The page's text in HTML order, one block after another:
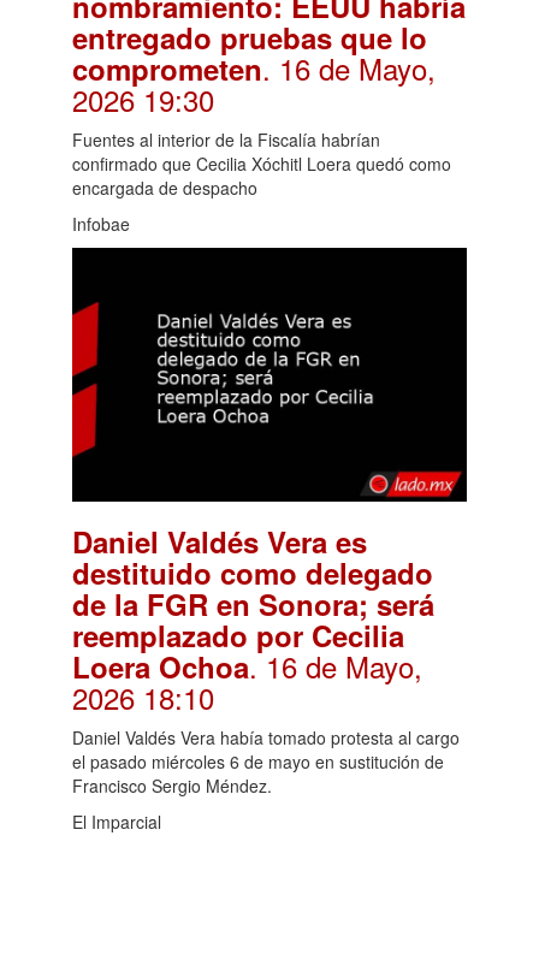
entregado pruebas que lo
comprometen. 16 de Mayo,
2026 19:30
Fuentes al interior de la Fiscalía habrían
confirmado que Cecilia Xóchitl Loera quedó como
encargada de despacho
Infobae
Daniel Valdés Vera es
destituido como delegado
de la FGR en Sonora; será
reemplazado por Cecilia
Loera Ochoa. 16 de Mayo,
2026 18:10
Daniel Valdés Vera había tomado protesta al cargo
el pasado miércoles 6 de mayo en sustitución de
Francisco Sergio Méndez.
El Imparcial